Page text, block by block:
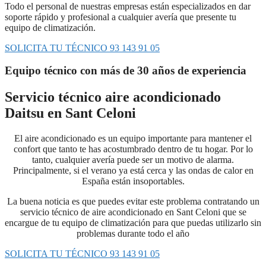
Todo el personal de nuestras empresas están especializados en dar
soporte rápido y profesional a cualquier avería que presente tu
equipo de climatización.
SOLICITA TU TÉCNICO 93 143 91 05
Equipo técnico con más de 30 años de experiencia
Servicio técnico aire acondicionado
Daitsu en Sant Celoni
El aire acondicionado es un equipo importante para mantener el
confort que tanto te has acostumbrado dentro de tu hogar. Por lo
tanto, cualquier avería puede ser un motivo de alarma.
Principalmente, si el verano ya está cerca y las ondas de calor en
España están insoportables.
La buena noticia es que puedes evitar este problema contratando un
servicio técnico de aire acondicionado en Sant Celoni que se
encargue de tu equipo de climatización para que puedas utilizarlo sin
problemas durante todo el año
SOLICITA TU TÉCNICO 93 143 91 05